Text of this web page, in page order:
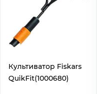
Культиватор Fiskars
QuikFit(1000680)